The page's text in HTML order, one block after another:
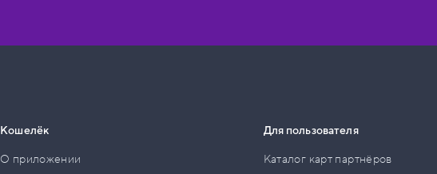
Кошелёк
О приложении
Для пользователя
Каталог карт партнёров